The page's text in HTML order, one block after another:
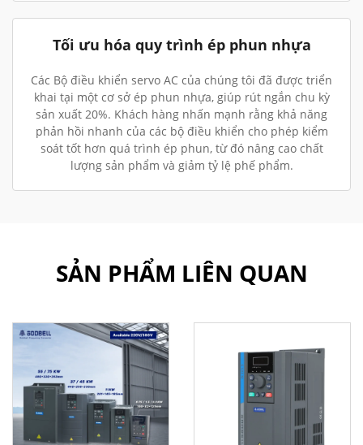
Tối ưu hóa quy trình ép phun nhựa
Các Bộ điều khiển servo AC của chúng tôi đã được triển
khai tại một cơ sở ép phun nhựa, giúp rút ngắn chu kỳ
sản xuất 20%. Khách hàng nhấn mạnh rằng khả năng
phản hồi nhanh của các bộ điều khiển cho phép kiểm
soát tốt hơn quá trình ép phun, từ đó nâng cao chất
lượng sản phẩm và giảm tỷ lệ phế phẩm.
SẢN PHẨM LIÊN QUAN